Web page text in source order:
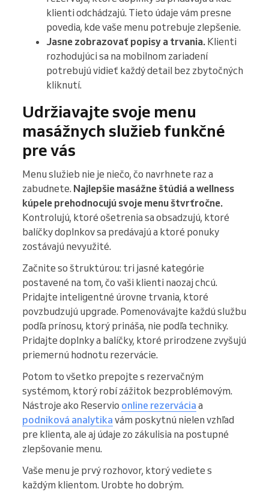
klienti odchádzajú. Tieto údaje vám presne
povedia, kde vaše menu potrebuje zlepšenie.
Jasne zobrazovať popisy a trvania. Klienti
rozhodujúci sa na mobilnom zariadení
potrebujú vidieť každý detail bez zbytočných
kliknutí.
Udržiavajte svoje menu
masážnych služieb funkčné
pre vás
Menu služieb nie je niečo, čo navrhnete raz a
zabudnete. Najlepšie masážne štúdiá a wellness
kúpele prehodnocujú svoje menu štvrťročne.
Kontrolujú, ktoré ošetrenia sa obsadzujú, ktoré
balíčky doplnkov sa predávajú a ktoré ponuky
zostávajú nevyužité.
Začnite so štruktúrou: tri jasné kategórie
postavené na tom, čo vaši klienti naozaj chcú.
Pridajte inteligentné úrovne trvania, ktoré
povzbudzujú upgrade. Pomenovávajte každú službu
podľa prínosu, ktorý prináša, nie podľa techniky.
Pridajte doplnky a balíčky, ktoré prirodzene zvyšujú
priemernú hodnotu rezervácie.
Potom to všetko prepojte s rezervačným
systémom, ktorý robí zážitok bezproblémovým.
Nástroje ako Reservio online rezervácia a
podniková analytika vám poskytnú nielen vzhľad
pre klienta, ale aj údaje zo zákulisia na postupné
zlepšovanie menu.
Vaše menu je prvý rozhovor, ktorý vediete s
každým klientom. Urobte ho dobrým.